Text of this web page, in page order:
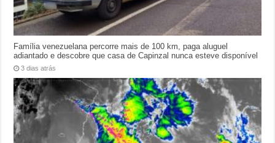
Família venezuelana percorre mais de 100 km, paga aluguel
adiantado e descobre que casa de Capinzal nunca esteve disponível
3 dias atrás